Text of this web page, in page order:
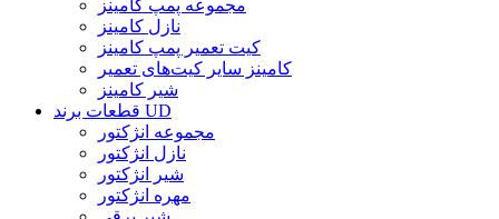
مجموعه پمپ کامینز
نازل کامینز
کیت تعمیر پمپ کامینز
کامینز سایر کیت‌های تعمیر
شیر کامینز
قطعات برند UD
مجموعه انژکتور
نازل انژکتور
شیر انژکتور
مهره انژکتور